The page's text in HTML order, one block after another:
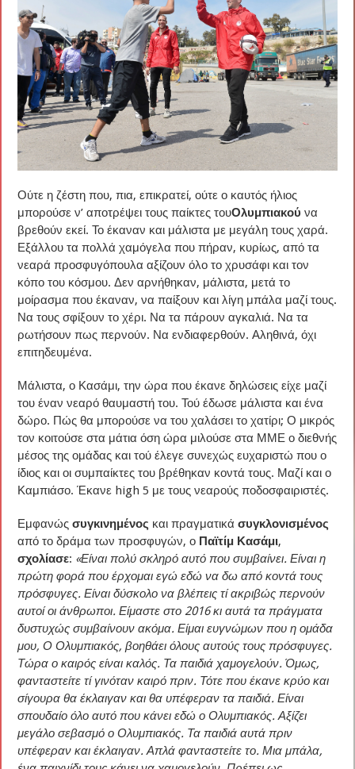
Ούτε η ζέστη που, πια, επικρατεί, ούτε ο καυτός ήλιος
μπορούσε ν’ αποτρέψει τους παίκτες τουΟλυμπιακούνα
βρεθούν εκεί. Το έκαναν και μάλιστα με μεγάλη τους χαρά.
Εξάλλου τα πολλά χαμόγελα που πήραν, κυρίως, από τα
νεαρά προσφυγόπουλα αξίζουν όλο το χρυσάφι και τον
κόπο του κόσμου. Δεν αρνήθηκαν, μάλιστα, μετά το
μοίρασμα που έκαναν, να παίξουν και λίγη μπάλα μαζί τους.
Να τους σφίξουν το χέρι. Να τα πάρουν αγκαλιά. Να τα
ρωτήσουν πως περνούν. Να ενδιαφερθούν. Αληθινά, όχι
επιτηδευμένα.
Μάλιστα, ο Κασάμι, την ώρα που έκανε δηλώσεις είχε μαζί
του έναν νεαρό θαυμαστή του. Τού έδωσε μάλιστα και ένα
δώρο. Πώς θα μπορούσε να του χαλάσει το χατίρι; Ο μικρός
τον κοιτούσε στα μάτια όση ώρα μιλούσε στα ΜΜΕ ο διεθνής
μέσος της ομάδας και τού έλεγε συνεχώς ευχαριστώ που ο
ίδιος και οι συμπαίκτες του βρέθηκαν κοντά τους. Μαζί και ο
Καμπιάσο. Έκανε high 5 με τους νεαρούς ποδοσφαιριστές.
Εμφανώςσυγκινημένος και πραγματικάσυγκλονισμένος
από το δράμα των προσφυγών, ο Παϊτίμ Κασάμι,
σχολίασε: «Είναι πολύ σκληρό αυτό που συμβαίνει. Είναι η
πρώτη φορά που έρχομαι εγώ εδώ να δω από κοντά τους
πρόσφυγες. Είναι δύσκολο να βλέπεις τί ακριβώς περνούν
αυτοί οι άνθρωποι. Είμαστε στο 2016 κι αυτά τα πράγματα
δυστυχώς συμβαίνουν ακόμα. Είμαι ευγνώμων που η ομάδα
μου, Ο Ολυμπιακός, βοηθάει όλους αυτούς τους πρόσφυγες.
Τώρα ο καιρός είναι καλός. Τα παιδιά χαμογελούν. Όμως,
φανταστείτε τί γινόταν καιρό πριν. Τότε που έκανε κρύο και
σίγουρα θα έκλαιγαν και θα υπέφεραν τα παιδιά. Είναι
σπουδαίο όλο αυτό που κάνει εδώ ο Ολυμπιακός. Αξίζει
μεγάλο σεβασμό ο Ολυμπιακός. Τα παιδιά αυτά πριν
υπέφεραν και έκλαιγαν. Απλά φανταστείτε το. Μια μπάλα,